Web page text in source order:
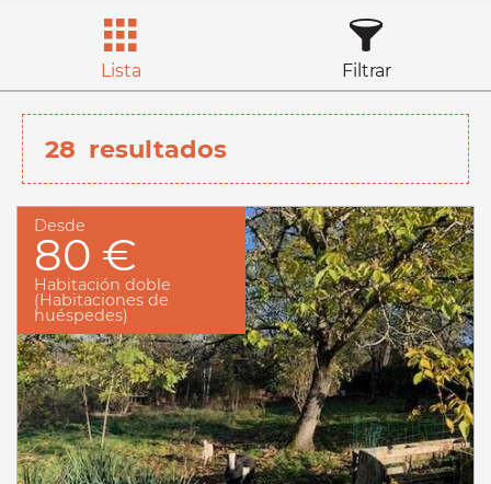
Lista Filtrar
28 resultados
Desde
80 €
Habitación doble
(Habitaciones de
huéspedes)